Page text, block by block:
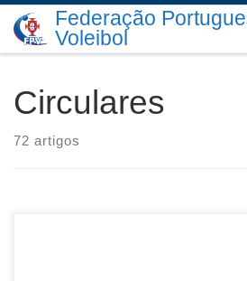
Skip to content
Federação
Voleibol
Circulares
72 artigos